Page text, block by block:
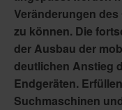
Veränderungen
zu können. Die
der Ausbau der
deutlichen Anstieg
Endgeräten.
Suchmaschinen